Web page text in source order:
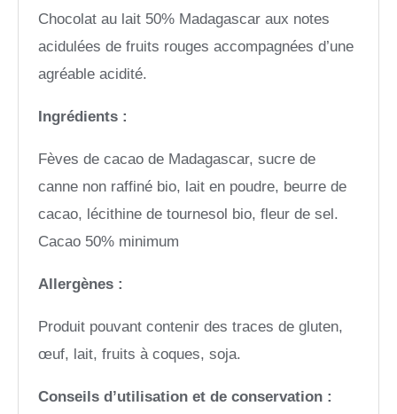
Chocolat au lait 50% Madagascar aux notes
acidulées de fruits rouges accompagnées d’une
agréable acidité.
Ingrédients :
Fèves de cacao de Madagascar, sucre de
canne non raffiné bio, lait en poudre, beurre de
cacao, lécithine de tournesol bio, fleur de sel.
Cacao 50% minimum
Allergènes :
Produit pouvant contenir des traces de gluten,
œuf, lait, fruits à coques, soja.
Conseils d’utilisation et de conservation :